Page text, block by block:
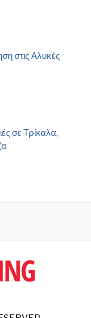
στις Αλυκές
σε Τρίκαλα,